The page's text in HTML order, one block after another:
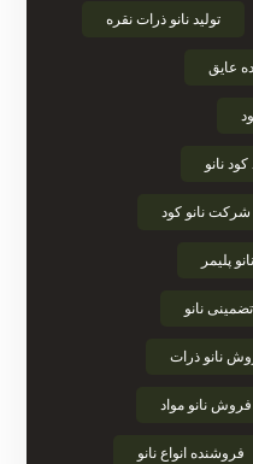
تولید نانو ذرات نقره
عایق
نانو
شرکت نانو کود
پلیمر
نانو
نانو ذرات
فروش نانو مواد
فروشنده انواع نانو